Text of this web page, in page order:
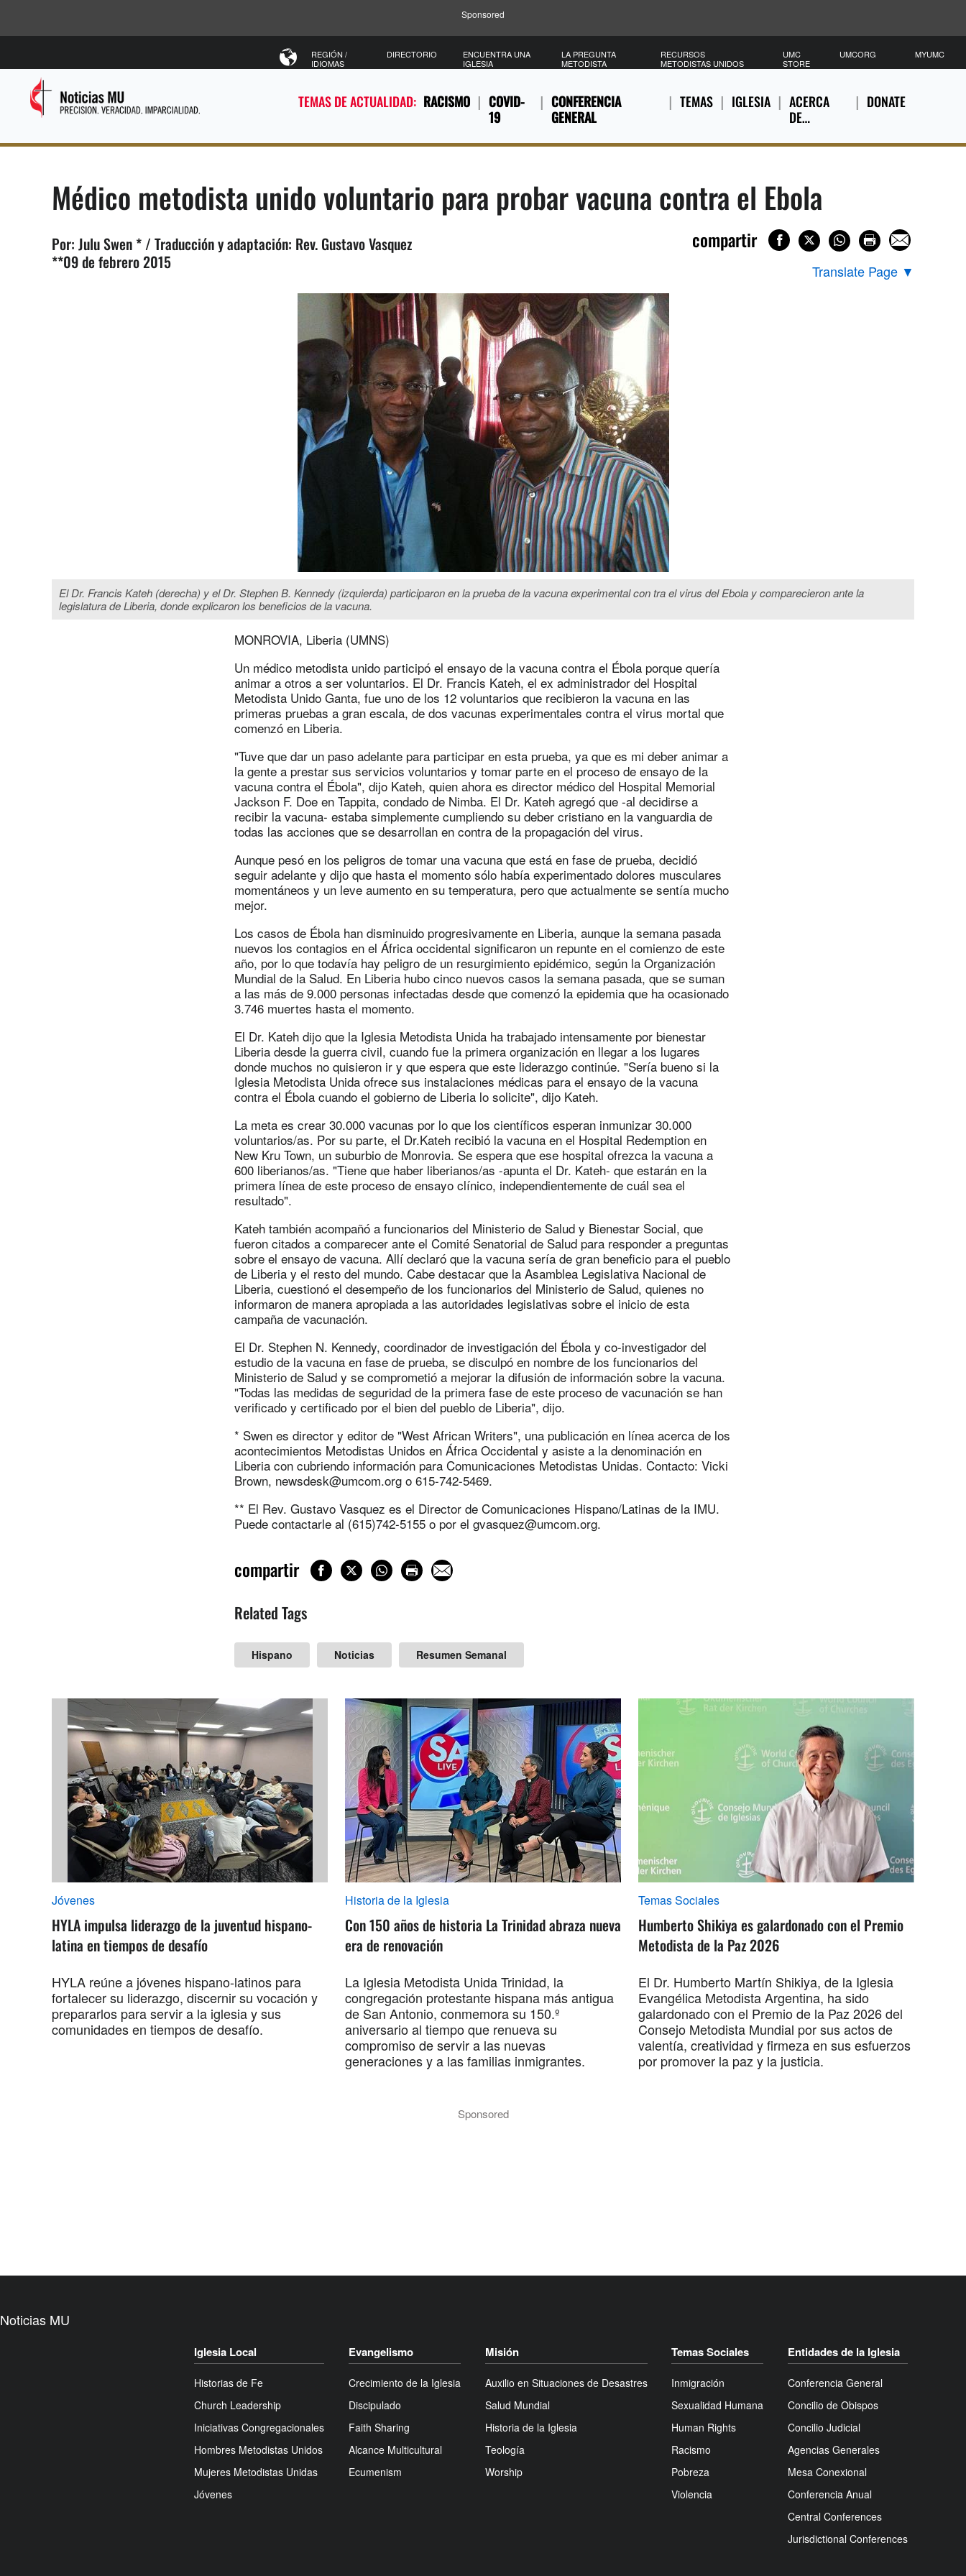
Sponsored
TEMAS DE ACTUALIDAD: RACISMO
COVID-
19
CONFERENCIA
GENERAL
TEMAS IGLESIA
ACERCA
DE…
DONATE
REGIÓN /
IDIOMAS
DIRECTORIO
ENCUENTRA UNA
IGLESIA
LA PREGUNTA
METODISTA
RECURSOS
METODISTAS UNIDOS
UMC
STORE
UMCORG MYUMC
Médico metodista unido voluntario para probar vacuna contra el Ebola
Por: Julu Swen * / Traducción y adaptación: Rev. Gustavo Vasquez
**09 de febrero 2015
compartir
Translate Page ▼
El Dr. Francis Kateh (derecha) y el Dr. Stephen B. Kennedy (izquierda) participaron en la prueba de la vacuna experimental con tra el virus del Ebola y comparecieron ante la
legislatura de Liberia, donde explicaron los beneficios de la vacuna.
MONROVIA, Liberia (UMNS)
Un médico metodista unido participó el ensayo de la vacuna contra el Ébola porque quería
animar a otros a ser voluntarios. El Dr. Francis Kateh, el ex administrador del Hospital
Metodista Unido Ganta, fue uno de los 12 voluntarios que recibieron la vacuna en las
primeras pruebas a gran escala, de dos vacunas experimentales contra el virus mortal que
comenzó en Liberia.
"Tuve que dar un paso adelante para participar en esta prueba, ya que es mi deber animar a
la gente a prestar sus servicios voluntarios y tomar parte en el proceso de ensayo de la
vacuna contra el Ébola", dijo Kateh, quien ahora es director médico del Hospital Memorial
Jackson F. Doe en Tappita, condado de Nimba. El Dr. Kateh agregó que -al decidirse a
recibir la vacuna- estaba simplemente cumpliendo su deber cristiano en la vanguardia de
todas las acciones que se desarrollan en contra de la propagación del virus.
Aunque pesó en los peligros de tomar una vacuna que está en fase de prueba, decidió
seguir adelante y dijo que hasta el momento sólo había experimentado dolores musculares
momentáneos y un leve aumento en su temperatura, pero que actualmente se sentía mucho
mejor.
Los casos de Ébola han disminuido progresivamente en Liberia, aunque la semana pasada
nuevos los contagios en el África occidental significaron un repunte en el comienzo de este
año, por lo que todavía hay peligro de un resurgimiento epidémico, según la Organización
Mundial de la Salud. En Liberia hubo cinco nuevos casos la semana pasada, que se suman
a las más de 9.000 personas infectadas desde que comenzó la epidemia que ha ocasionado
3.746 muertes hasta el momento.
El Dr. Kateh dijo que la Iglesia Metodista Unida ha trabajado intensamente por bienestar
Liberia desde la guerra civil, cuando fue la primera organización en llegar a los lugares
donde muchos no quisieron ir y que espera que este liderazgo continúe. "Sería bueno si la
Iglesia Metodista Unida ofrece sus instalaciones médicas para el ensayo de la vacuna
contra el Ébola cuando el gobierno de Liberia lo solicite", dijo Kateh.
La meta es crear 30.000 vacunas por lo que los científicos esperan inmunizar 30.000
voluntarios/as. Por su parte, el Dr.Kateh recibió la vacuna en el Hospital Redemption en
New Kru Town, un suburbio de Monrovia. Se espera que ese hospital ofrezca la vacuna a
600 liberianos/as. "Tiene que haber liberianos/as -apunta el Dr. Kateh- que estarán en la
primera línea de este proceso de ensayo clínico, independientemente de cuál sea el
resultado".
Kateh también acompañó a funcionarios del Ministerio de Salud y Bienestar Social, que
fueron citados a comparecer ante el Comité Senatorial de Salud para responder a preguntas
sobre el ensayo de vacuna. Allí declaró que la vacuna sería de gran beneficio para el pueblo
de Liberia y el resto del mundo. Cabe destacar que la Asamblea Legislativa Nacional de
Liberia, cuestionó el desempeño de los funcionarios del Ministerio de Salud, quienes no
informaron de manera apropiada a las autoridades legislativas sobre el inicio de esta
campaña de vacunación.
El Dr. Stephen N. Kennedy, coordinador de investigación del Ébola y co-investigador del
estudio de la vacuna en fase de prueba, se disculpó en nombre de los funcionarios del
Ministerio de Salud y se comprometió a mejorar la difusión de información sobre la vacuna.
"Todas las medidas de seguridad de la primera fase de este proceso de vacunación se han
verificado y certificado por el bien del pueblo de Liberia", dijo.
* Swen es director y editor de "West African Writers", una publicación en línea acerca de los
acontecimientos Metodistas Unidos en África Occidental y asiste a la denominación en
Liberia con cubriendo información para Comunicaciones Metodistas Unidas. Contacto: Vicki
Brown, newsdesk@umcom.orgo 615-742-5469.
** El Rev. Gustavo Vasquez es el Director de Comunicaciones Hispano/Latinas de la IMU.
Puede contactarle al (615)742-5155 o por el gvasquez@umcom.org.
compartir
Related Tags
Hispano Noticias Resumen Semanal
Jóvenes
HYLA impulsa liderazgo de la juventud hispano-
latina en tiempos de desafío
HYLA reúne a jóvenes hispano-latinos para
fortalecer su liderazgo, discernir su vocación y
prepararlos para servir a la iglesia y sus
comunidades en tiempos de desafío.
Historia de la Iglesia
Con 150 años de historia La Trinidad abraza nueva
era de renovación
La Iglesia Metodista Unida Trinidad, la
congregación protestante hispana más antigua
de San Antonio, conmemora su 150.º
aniversario al tiempo que renueva su
compromiso de servir a las nuevas
generaciones y a las familias inmigrantes.
Temas Sociales
Humberto Shikiya es galardonado con el Premio
Metodista de la Paz 2026
El Dr. Humberto Martín Shikiya, de la Iglesia
Evangélica Metodista Argentina, ha sido
galardonado con el Premio de la Paz 2026 del
Consejo Metodista Mundial por sus actos de
valentía, creatividad y firmeza en sus esfuerzos
por promover la paz y la justicia.
Sponsored
Noticias MU
Iglesia Local
Historias de Fe
Church Leadership
Iniciativas Congregacionales
Hombres Metodistas Unidos
Mujeres Metodistas Unidas
Jóvenes
Evangelismo
Crecimiento de la Iglesia
Discipulado
Faith Sharing
Alcance Multicultural
Ecumenism
Misión
Auxilio en Situaciones de Desastres
Salud Mundial
Historia de la Iglesia
Teología
Worship
Temas Sociales
Inmigración
Sexualidad Humana
Human Rights
Racismo
Pobreza
Violencia
Entidades de la Iglesia
Conferencia General
Concilio de Obispos
Concilio Judicial
Agencias Generales
Mesa Conexional
Conferencia Anual
Central Conferences
Jurisdictional Conferences